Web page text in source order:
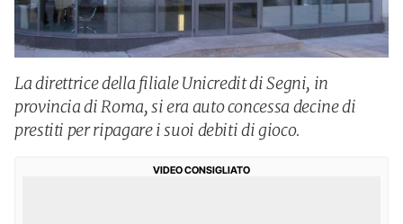
La direttrice della filiale Unicredit di Segni, in
provincia di Roma, si era auto concessa decine di
prestiti per ripagare i suoi debiti di gioco.
VIDEO CONSIGLIATO